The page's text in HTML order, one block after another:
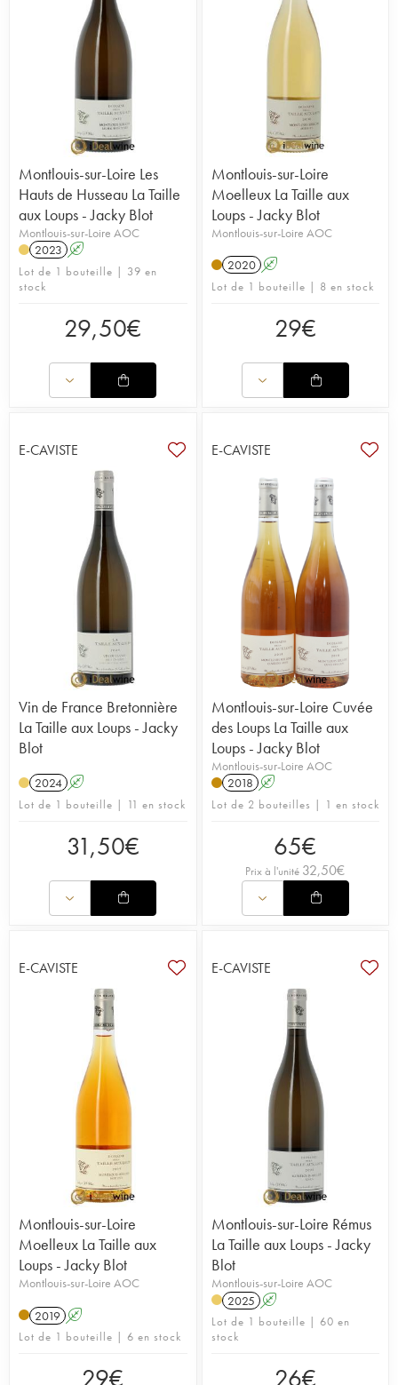
Montlouis-sur-Loire Les
Hauts de Husseau La Taille
aux Loups - Jacky Blot
Montlouis-sur-Loire AOC
2023 A
Lot de 1 bouteille | 39 en
stock
29,50€
Montlouis-sur-Loire
Moelleux La Taille aux
Loups - Jacky Blot
Montlouis-sur-Loire AOC
2020 A
Lot de 1 bouteille | 8 en stock
29€
E-CAVISTE
Vin de France Bretonnière
La Taille aux Loups - Jacky
Blot
2024 A
Lot de 1 bouteille | 11 en stock
31,50€
E-CAVISTE
Montlouis-sur-Loire Cuvée
des Loups La Taille aux
Loups - Jacky Blot
Montlouis-sur-Loire AOC
2018 A
Lot de 2 bouteilles | 1 en stock
65€
Prix à l'unité 32,50€
E-CAVISTE
Montlouis-sur-Loire
Moelleux La Taille aux
Loups - Jacky Blot
Montlouis-sur-Loire AOC
2019 A
Lot de 1 bouteille | 6 en stock
29€
E-CAVISTE
Montlouis-sur-Loire Rémus
La Taille aux Loups - Jacky
Blot
Montlouis-sur-Loire AOC
2025 A
Lot de 1 bouteille | 60 en
stock
26€